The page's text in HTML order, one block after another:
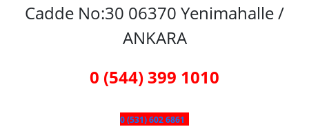
Cadde No:30 06370 Yenimahalle /
ANKARA
0 (544) 399 1010
0 (531) 602 6861